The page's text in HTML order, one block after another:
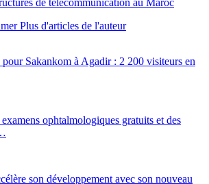
de télécommunication au Maroc
Plus d'articles de l'auteur
Sakankom à Agadir : 2 200 visiteurs en
ophtalmologiques gratuits et des
son développement avec son nouveau